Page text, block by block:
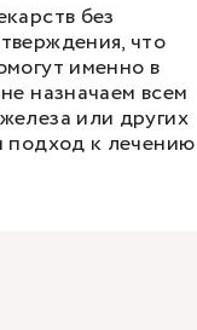
без
что
именно в
назначаем всем
или других
подход к лечению